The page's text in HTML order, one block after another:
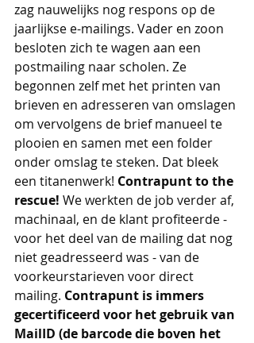
zag nauwelijks nog respons op de
jaarlijkse e-mailings. Vader en zoon
besloten zich te wagen aan een
postmailing naar scholen. Ze
begonnen zelf met het printen van
brieven en adresseren van omslagen
om vervolgens de brief manueel te
plooien en samen met een folder
onder omslag te steken. Dat bleek
een titanenwerk! Contrapunt to the
rescue! We werkten de job verder af,
machinaal, en de klant profiteerde -
voor het deel van de mailing dat nog
niet geadresseerd was - van de
voorkeurstarieven voor direct
mailing. Contrapunt is immers
gecertificeerd voor het gebruik van
MailID (de barcode die boven het